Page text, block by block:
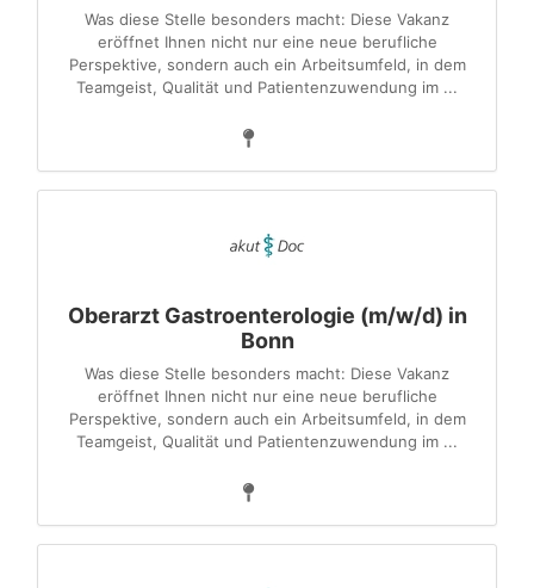
Was diese Stelle besonders macht: Diese Vakanz
eröffnet Ihnen nicht nur eine neue berufliche
Perspektive, sondern auch ein Arbeitsumfeld, in dem
Teamgeist, Qualität und Patientenzuwendung im ...
Oberarzt Gastroenterologie (m/w/d) in
Bonn
Was diese Stelle besonders macht: Diese Vakanz
eröffnet Ihnen nicht nur eine neue berufliche
Perspektive, sondern auch ein Arbeitsumfeld, in dem
Teamgeist, Qualität und Patientenzuwendung im ...